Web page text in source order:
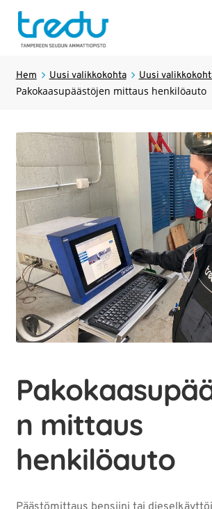
Perusopetus
Uusi valikkokohta
Uusi valikkokohta
Uusi valikkokohta
Uusi valikkokohta
Uusi valikkokohta
Uusi valikkokohta
Hem Uusi valikkokohta Uusi
Pakokaasupäästöjen mittaus henkilöauto
n mittaus
henkilöauto